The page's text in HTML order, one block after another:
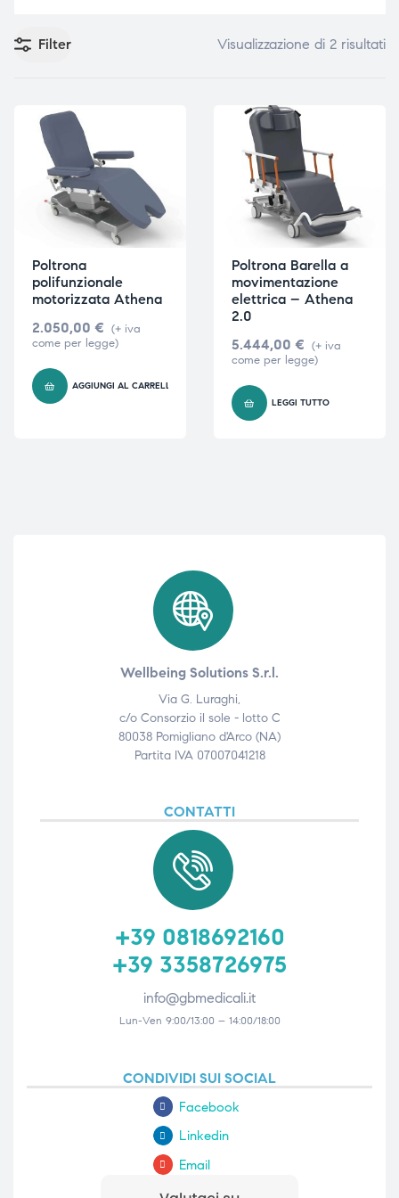
Filter Visualizzazione di 2 risultati
Poltrona
polifunzionale
motorizzata Athena
2.050,00 € (+ iva
come per legge)
AGGIUNGI AL CARRELLO
Poltrona Barella a
movimentazione
elettrica – Athena
2.0
5.444,00 € (+ iva
come per legge)
LEGGI TUTTO
Wellbeing Solutions S.r.l.
Via G. Luraghi,
c/o Consorzio il sole - lotto C
80038 Pomigliano d'Arco (NA)
Partita IVA 07007041218
CONTATTI
+39 0818692160
+39 3358726975
info@gbmedicali.it
Lun-Ven 9:00/13:00 – 14:00/18:00
CONDIVIDI SUI SOCIAL
Facebook
Linkedin
Email